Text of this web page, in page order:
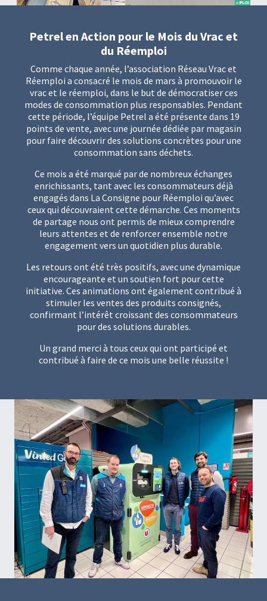
Petrel en Action pour le Mois du Vrac et
du Réemploi
Comme chaque année, l’association Réseau Vrac et
Réemploi a consacré le mois de mars à promouvoir le
vrac et le réemploi, dans le but de démocratiser ces
modes de consommation plus responsables. Pendant
cette période, l’équipe Petrel a été présente dans 19
points de vente, avec une journée dédiée par magasin
pour faire découvrir des solutions concrètes pour une
consommation sans déchets.
Ce mois a été marqué par de nombreux échanges
enrichissants, tant avec les consommateurs déjà
engagés dans La Consigne pour Réemploi qu’avec
ceux qui découvraient cette démarche. Ces moments
de partage nous ont permis de mieux comprendre
leurs attentes et de renforcer ensemble notre
engagement vers un quotidien plus durable.
Les retours ont été très positifs, avec une dynamique
encourageante et un soutien fort pour cette
initiative. Ces animations ont également contribué à
stimuler les ventes des produits consignés,
confirmant l’intérêt croissant des consommateurs
pour des solutions durables.
Un grand merci à tous ceux qui ont participé et
contribué à faire de ce mois une belle réussite !